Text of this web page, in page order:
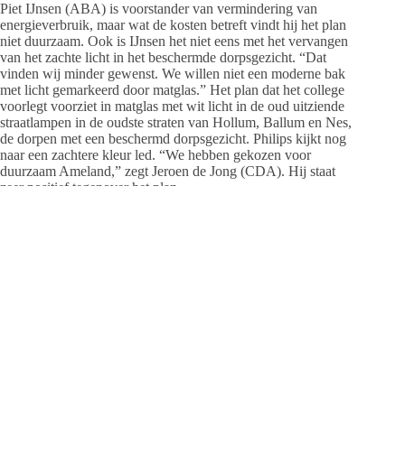
Piet IJnsen (ABA) is voorstander van vermindering van
energieverbruik, maar wat de kosten betreft vindt hij het plan
niet duurzaam. Ook is IJnsen het niet eens met het vervangen
van het zachte licht in het beschermde dorpsgezicht. “Dat
vinden wij minder gewenst. We willen niet een moderne bak
met licht gemarkeerd door matglas.” Het plan dat het college
voorlegt voorziet in matglas met wit licht in de oud uitziende
straatlampen in de oudste straten van Hollum, Ballum en Nes,
de dorpen met een beschermd dorpsgezicht. Philips kijkt nog
naar een zachtere kleur led. “We hebben gekozen voor
duurzaam Ameland,” zegt Jeroen de Jong (CDA). Hij staat
zeer positief tegenover het plan.